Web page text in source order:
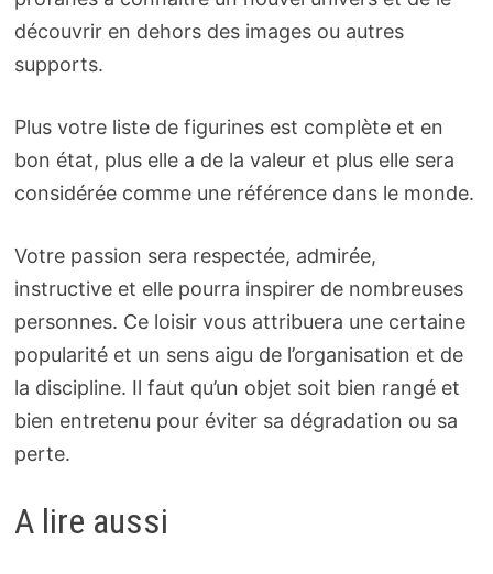
découvrir en dehors des images ou autres
supports.
Plus votre liste de figurines est complète et en
bon état, plus elle a de la valeur et plus elle sera
considérée comme une référence dans le monde.
Votre passion sera respectée, admirée,
instructive et elle pourra inspirer de nombreuses
personnes. Ce loisir vous attribuera une certaine
popularité et un sens aigu de l’organisation et de
la discipline. Il faut qu’un objet soit bien rangé et
bien entretenu pour éviter sa dégradation ou sa
perte.
A lire aussi